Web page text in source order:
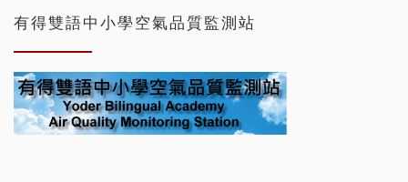
有得雙語中小學空氣品質監測站